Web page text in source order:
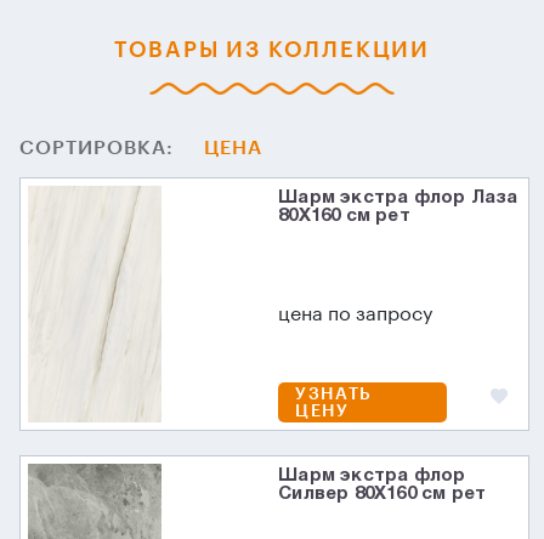
ТОВАРЫ ИЗ КОЛЛЕКЦИИ
СОРТИРОВКА: ЦЕНА
Шарм экстра флор Лаза
80X160 см рет
цена по запросу
УЗНАТЬ
ЦЕНУ
Шарм экстра флор
Силвер 80X160 см рет